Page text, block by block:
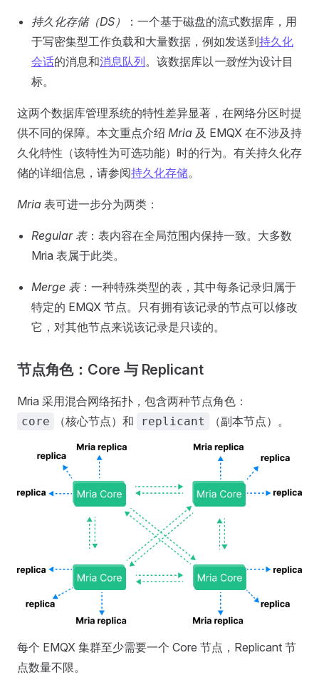
持久化存储（DS）
：一个基于磁盘的流式数据库，用
于写密集型工作负载和大量数据，例如发送到持久化
会话的消息和消息队列。该数据库以一致性为设计目
标。
这两个数据库管理系统的特性差异显著，在网络分区时提
供不同的保障。本文重点介绍 Mria 及 EMQX 在不涉及持
久化特性（该特性为可选功能）时的行为。有关持久化存
储的详细信息，请参阅持久化存储。
Mria 表可进一步分为两类：
Regular 表：表内容在全局范围内保持一致。大多数
Mria 表属于此类。
Merge 表：一种特殊类型的表，其中每条记录归属于
特定的 EMQX 节点。只有拥有该记录的节点可以修改
它，对其他节点来说该记录是只读的。
节点角色：Core 与 Replicant
Mria 采用混合网络拓扑，包含两种节点角色：
core （核心节点）和 replicant （副本节点）。
每个 EMQX 集群至少需要一个 Core 节点，Replicant 节
点数量不限。